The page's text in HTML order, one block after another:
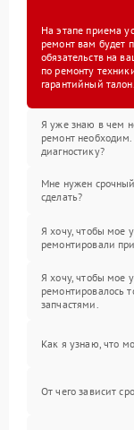
На этапе приема
ремонт вам будет
обязательств на
по ремонту
гарантийный талон.
Я уже знаю в чем
ремонт
диагностику?
Мне нужен
сделать?
Я хочу, чтобы мое
ремонтировали
Я хочу, чтобы мое
ремонтировалось
запчастями.
Как я узнаю, что
От чего зависит